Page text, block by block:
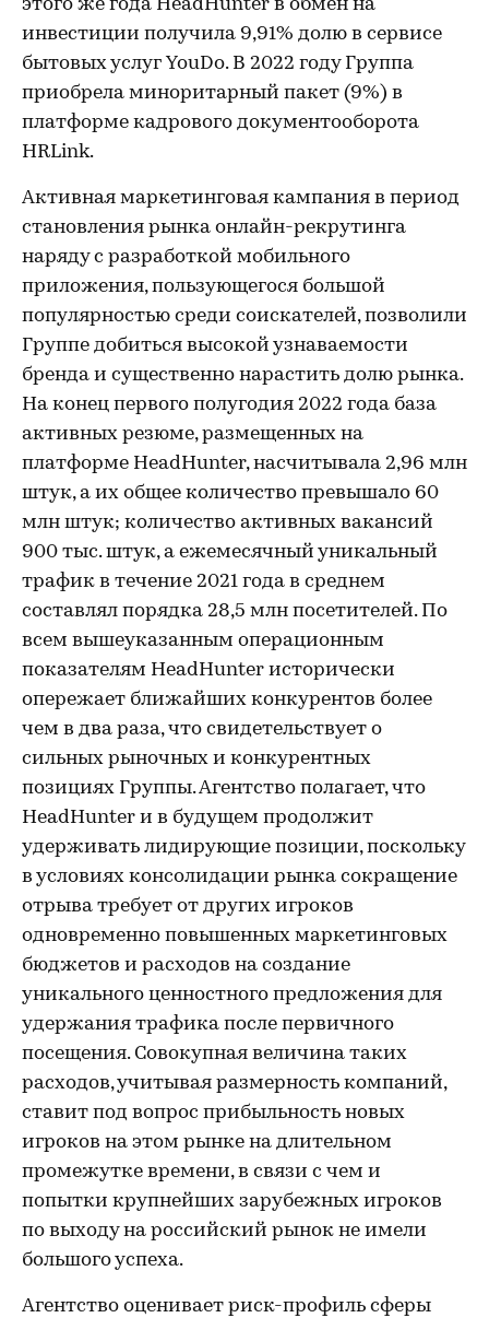
этого же года HeadHunter в обмен на
инвестиции получила 9,91% долю в сервисе
бытовых услуг YouDo. В 2022 году Группа
приобрела миноритарный пакет (9%) в
платформе кадрового документооборота
HRLink.
Активная маркетинговая кампания в период
становления рынка онлайн-рекрутинга
наряду с разработкой мобильного
приложения, пользующегося большой
популярностью среди соискателей, позволили
Группе добиться высокой узнаваемости
бренда и существенно нарастить долю рынка.
На конец первого полугодия 2022 года база
активных резюме, размещенных на
платформе HeadHunter, насчитывала 2,96 млн
штук, а их общее количество превышало 60
млн штук; количество активных вакансий
900 тыс. штук, а ежемесячный уникальный
трафик в течение 2021 года в среднем
составлял порядка 28,5 млн посетителей. По
всем вышеуказанным операционным
показателям HeadHunter исторически
опережает ближайших конкурентов более
чем в два раза, что свидетельствует о
сильных рыночных и конкурентных
позициях Группы. Агентство полагает, что
HeadHunter и в будущем продолжит
удерживать лидирующие позиции, поскольку
в условиях консолидации рынка сокращение
отрыва требует от других игроков
одновременно повышенных маркетинговых
бюджетов и расходов на создание
уникального ценностного предложения для
удержания трафика после первичного
посещения. Совокупная величина таких
расходов, учитывая размерность компаний,
ставит под вопрос прибыльность новых
игроков на этом рынке на длительном
промежутке времени, в связи с чем и
попытки крупнейших зарубежных игроков
по выходу на российский рынок не имели
большого успеха.
Агентство оценивает риск-профиль сферы